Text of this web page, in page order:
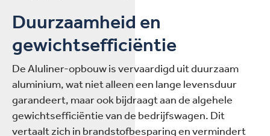
Duurzaamheid en
gewichtsefficiëntie
De Aluliner-opbouw is vervaardigd uit duurzaam
aluminium, wat niet alleen een lange levensduur
garandeert, maar ook bijdraagt aan de algehele
gewichtsefficiëntie van de bedrijfswagen. Dit
vertaalt zich in brandstofbesparing en vermindert